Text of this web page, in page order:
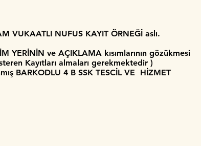
VUKAATLI NUFUS KAYIT ÖRNEĞİ aslı.
YERİNİN ve AÇIKLAMA kısımlarının gözükmesi
Kayıtları almaları gerekmektedir )
BARKODLU 4 B SSK TESCİL VE HİZMET